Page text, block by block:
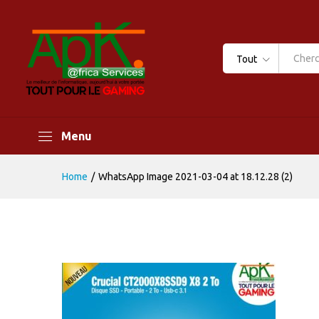
Tout
Menu
Home / WhatsApp Image 2021-03-04 at 18.12.28 (2)